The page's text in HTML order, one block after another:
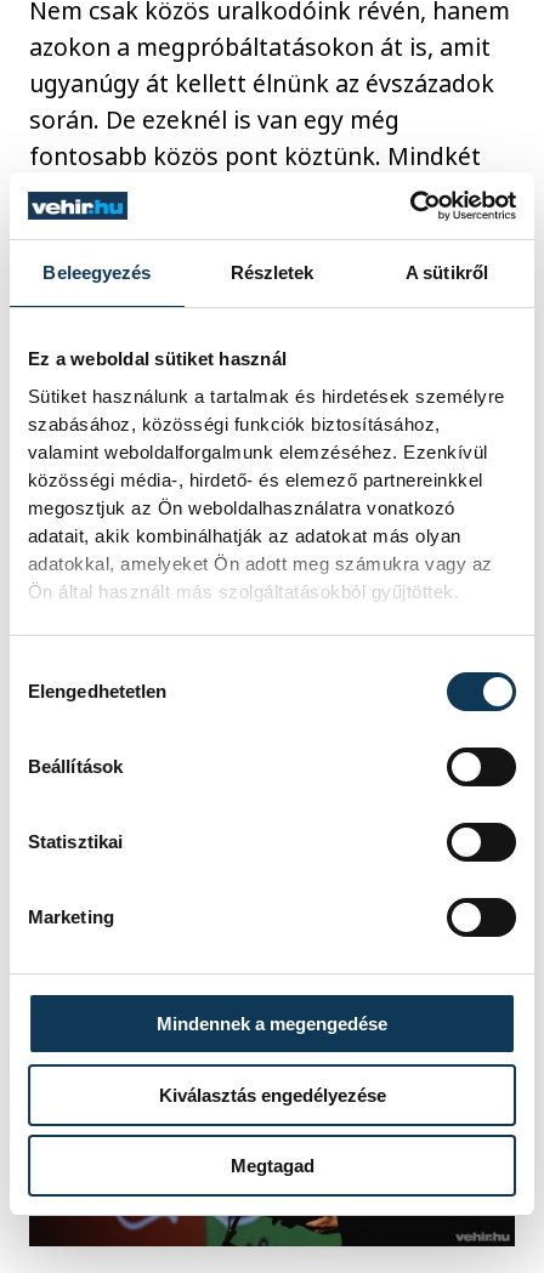
Beleegyezés Részletek A sütikről
Ez a weboldal sütiket használ
Sütiket használunk a tartalmak és hirdetések személyre
szabásához, közösségi funkciók biztosításához,
valamint weboldalforgalmunk elemzéséhez. Ezenkívül
közösségi média-, hirdető- és elemező partnereinkkel
megosztjuk az Ön weboldalhasználatra vonatkozó
adatait, akik kombinálhatják az adatokat más olyan
adatokkal, amelyeket Ön adott meg számukra vagy az
Ön által használt más szolgáltatásokból gyűjtöttek.
Elengedhetetlen
Beállítások
Statisztikai
Marketing
Mindennek a megengedése
Kiválasztás engedélyezése
Megtagad
Nem csak közös uralkodóink révén, hanem
azokon a megpróbáltatásokon át is, amit
ugyanúgy át kellett élnünk az évszázadok
során. De ezeknél is van egy még
fontosabb közös pont köztünk. Mindkét
nemzet a mai napig él, mi több, virágzik a
21. században. Függetlenként úgy, hogy
saját maga határozhat a sorsáról”-mondta.
Ovádi beszédében arról is beszélt, hogy
bár a szabadságot és függetlenséget
sokan természetesnek veszik, azért
minden nap tenni kell mindkét országban.
„Ha van egy barát mellettünk, egy olyan
társ, aki ha kell, támogat, mellénk áll,
akkor minden megváltozik és a kihívások
által ránk helyezett terhek már egyből nem
tűnnek olyan súlyosnak. Magyarországnak
remélem, hogy a lengyelek is így éreznek a
magyarok iránt. Habár nemzeteink régóta
külön-külön a saját útjukat járják, egymás
sorsa valamiért mégsem marad közömbös
számunkra”-fogalmazott.